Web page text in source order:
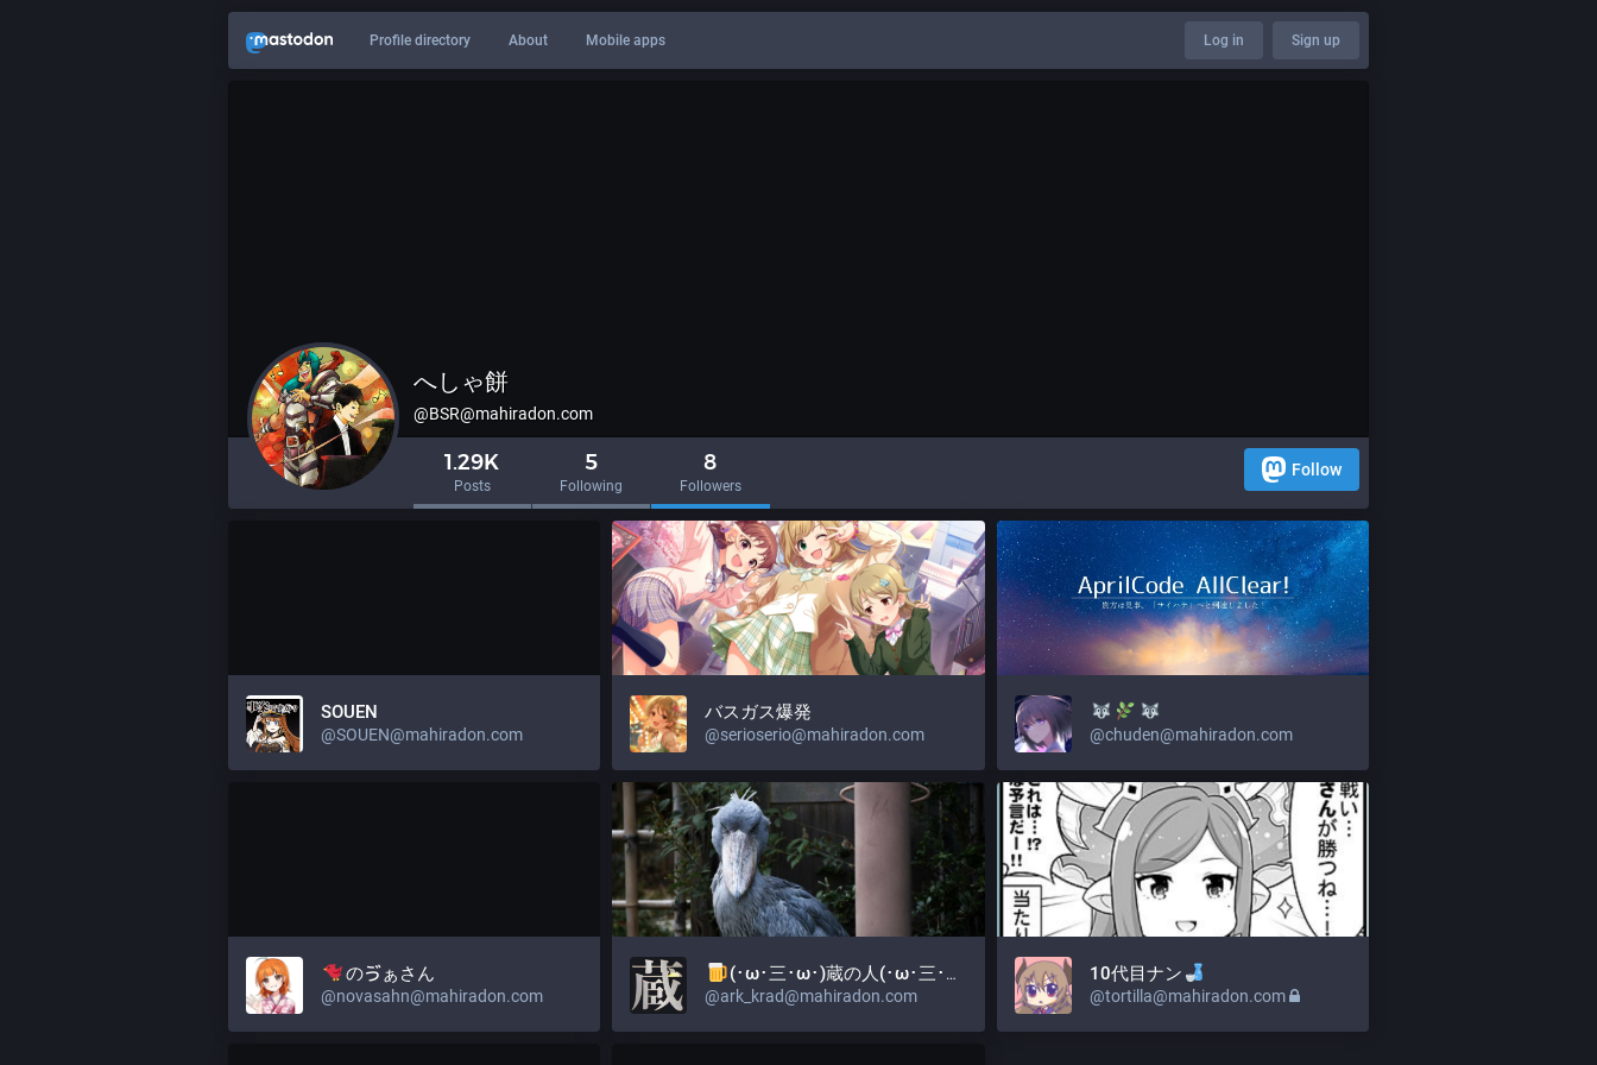
Profile directory About Mobile apps Log in Sign up
へしゃ餅
@BSR@mahiradon.com
1.29K
Posts
5
Following
8
Followers
Follow
SOUEN
@SOUEN@mahiradon.com
バスガス爆発
@serioserio@mahiradon.com @chuden@mahiradon.com
のゔぁさん
@novasahn@mahiradon.com
(･ω･三･ω･)蔵の人(･ω･三･ω･)
@ark_krad@mahiradon.com
10代目ナン
@tortilla@mahiradon.com